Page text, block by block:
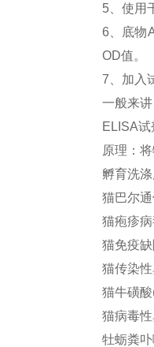
5、 使用
6、
底物
OD值。
7、加入
一般来
ELISA
原理：
孵育洗
猫巴尔
猫疱疹
猫免疫
猫传染
猫牛磺
猫病毒
牡蛎粪